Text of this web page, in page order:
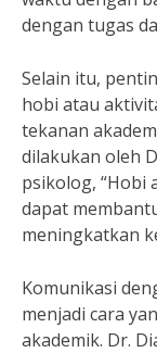
dengan tugas
Selain itu,
hobi atau
tekanan
dilakukan oleh
psikolog, “Hobi
dapat
meningkatkan
Komunikasi
menjadi cara
akademik. Dr.